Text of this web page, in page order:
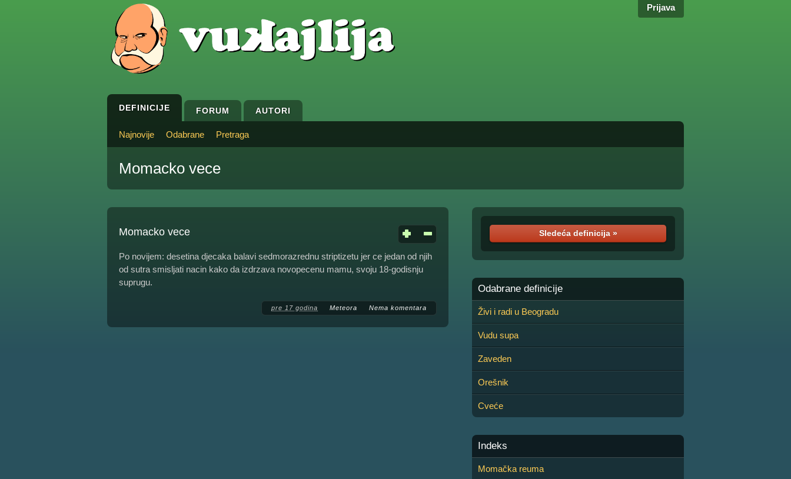
Prijava
DEFINICIJE FORUM AUTORI
Najnovije Odabrane Pretraga
Momacko vece
Momacko vece
Po novijem: desetina djecaka balavi sedmorazrednu striptizetu jer ce jedan od njih
od sutra smisljati nacin kako da izdrzava novopecenu mamu, svoju 18-godisnju
suprugu.
pre 17 godina Meteora Nema komentara
Sledeća definicija »
Odabrane definicije
Živi i radi u Beogradu
Vudu supa
Zaveden
Orešnik
Cveće
Indeks
Momačka reuma